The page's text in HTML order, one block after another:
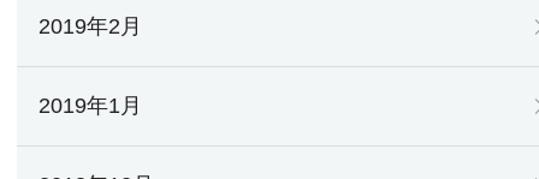
2019年2月
2019年1月